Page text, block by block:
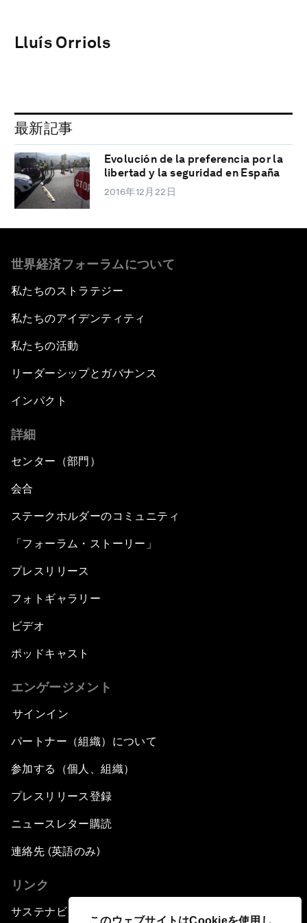
このウェブサイトはCookieを使用し
Lluís Orriols
最新記事
Evolución de la preferencia por la
libertad y la seguridad en España
2016年12月22日
世界経済フォーラムについて
私たちのストラテジー
私たちのアイデンティティ
私たちの活動
リーダーシップとガバナンス
インパクト
詳細
センター（部門）
会合
ステークホルダーのコミュニティ
「フォーラム・ストーリー」
プレスリリース
フォトギャラリー
ビデオ
ポッドキャスト
エンゲージメント
サインイン
パートナー（組織）について
参加する（個人、組織）
プレスリリース登録
ニュースレター購読
連絡先 (英語のみ)
リンク
サステナビリティへの取り組み